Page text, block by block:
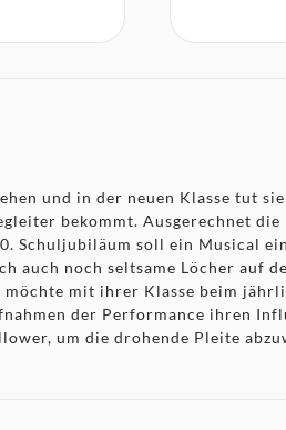
und in der neuen Klasse tut
bekommt. Ausgerechnet
Schuljubiläum soll ein Musical
auch noch seltsame Löcher auf
mit ihrer Klasse beim
der Performance ihren
um die drohende Pleite